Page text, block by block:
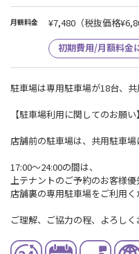
月額料金 ¥7,480 （税抜価格
初期費用/月額料金
駐車場は専用駐車場が18台、共
【駐車場利用に関してのお願い】
店舗前の駐車場は、共用駐車場
17:00～24:00の間は、
上テナントのご予約のお客様優
店舗裏の専用駐車場をご利用く
ご理解、ご協力の程、よろしく